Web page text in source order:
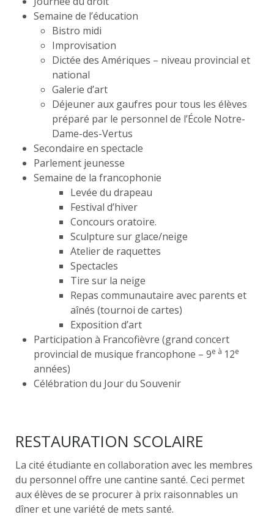
Semaine de l’éducation
Bistro midi
Improvisation
Dictée des Amériques – niveau provincial et
national
Galerie d’art
Déjeuner aux gaufres pour tous les élèves
préparé par le personnel de l’École Notre-
Dame-des-Vertus
Secondaire en spectacle
Parlement jeunesse
Semaine de la francophonie
Levée du drapeau
Festival d’hiver
Concours oratoire.
Sculpture sur glace/neige
Atelier de raquettes
Spectacles
Tire sur la neige
Repas communautaire avec parents et
aînés (tournoi de cartes)
Exposition d’art
Participation à Francofièvre (grand concert
provincial de musique francophone – 9e à 12e
années)
Célébration du Jour du Souvenir
RESTAURATION SCOLAIRE
La cité étudiante en collaboration avec les membres
du personnel offre une cantine santé. Ceci permet
aux élèves de se procurer à prix raisonnables un
dîner et une variété de mets santé.